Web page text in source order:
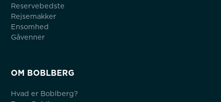
Reservebedste
Rejsemakker
Ensomhed
Gåvenner
OM BOBLBERG
Hvad er Boblberg?